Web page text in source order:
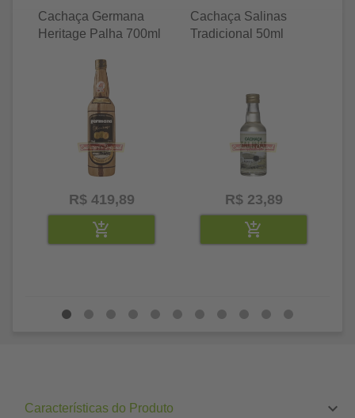
Cachaça Germana
Heritage Palha 700ml
R$ 419,89
Cachaça Salinas
Tradicional 50ml
R$ 23,89
Características do Produto